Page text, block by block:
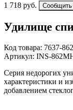
1 718 руб. Сообщить
Удилище
Код товара: 7637-862
Артикул: INS-
Серия недорогих
характеристики и
добавлением